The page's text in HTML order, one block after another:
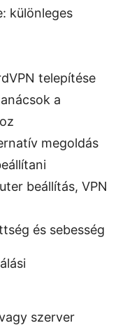
különleges
telepítése
a
megoldás
beállítás, VPN
és sebesség
szerver